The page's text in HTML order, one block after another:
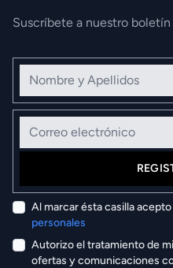
Suscríbete a nuestro
Nombre y Apellidos
Correo electrónico
Al marcar ésta casilla acepto
personales
Autorizo el tratamiento de
ofertas y comunicaciones